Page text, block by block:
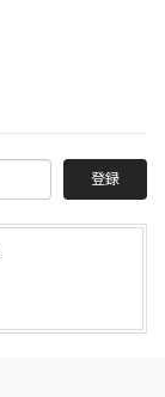
登録